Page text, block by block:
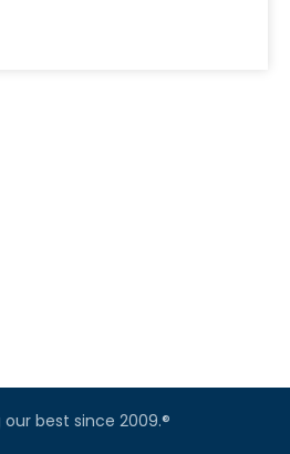
our best since 2009.®